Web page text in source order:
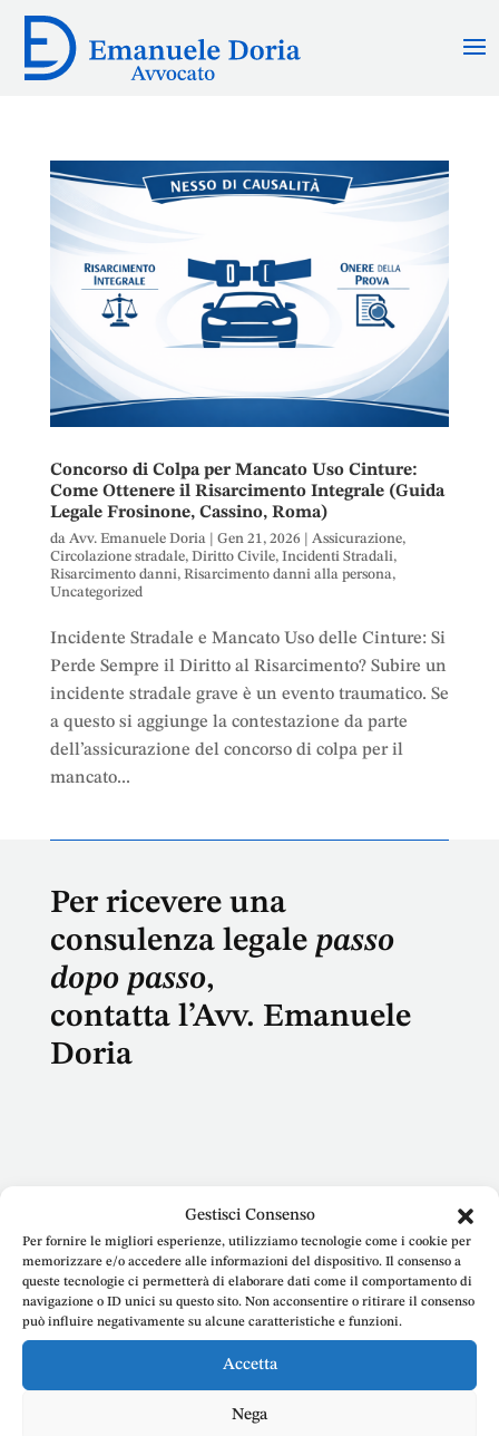
Gestisci Consenso
Per fornire le migliori esperienze, utilizziamo tecnologie come i cookie per
memorizzare e/o accedere alle informazioni del dispositivo. Il consenso a
queste tecnologie ci permetterà di elaborare dati come il comportamento di
navigazione o ID unici su questo sito. Non acconsentire o ritirare il consenso
può influire negativamente su alcune caratteristiche e funzioni.
Accetta
Nega
Concorso di Colpa per Mancato Uso Cinture:
Come Ottenere il Risarcimento Integrale (Guida
Legale Frosinone, Cassino, Roma)
da Avv. Emanuele Doria| Gen 21, 2026 Assicurazione,
Circolazione stradale, Diritto Civile, Incidenti Stradali,
Risarcimento danni, Risarcimento danni alla persona,
Uncategorized
Incidente Stradale e Mancato Uso delle Cinture: Si
Perde Sempre il Diritto al Risarcimento? Subire un
incidente stradale grave è un evento traumatico. Se
a questo si aggiunge la contestazione da parte
dell’assicurazione del concorso di colpa per il
mancato...
Per ricevere una
consulenza legale passo
dopo passo,
contatta l’Avv. Emanuele
Doria
E-mail